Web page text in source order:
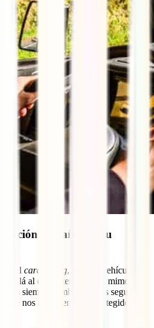
de daños en tu
del caravaning, nuestro vehículo no
allá al que le tenemos un mimo y
siempre también en los seguros
nos aseguren estar protegidos en